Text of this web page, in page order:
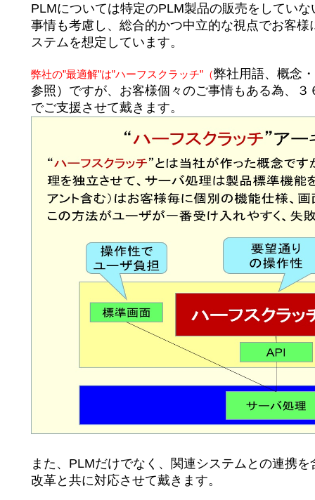
PLMについては特定のPLM製品の販売をしていな
事情も考慮し、総合的かつ中立的な視点でお客様
ステムを想定しています。
弊社の”最適解”は”ハーフスクラッチ”（弊社用語、概念
参照）ですが、お客様個々のご事情もある為、３
でご支援させて戴きます。
また、PLMだけでなく、 関連システムとの連携
改革と共に対応させて戴きます。